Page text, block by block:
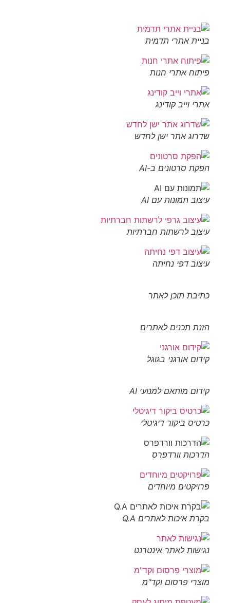
בניית אתרי תדמית
פיתוח אתרי חנות
אתרי וייב קודינג
שדרוג אתר ישן לחדש
הפקת סרטונים ב-AI
עיצוב תמונות עם AI
עיצוב לרשתות חברתיות
עיצוב דפי נחיתה
כתיבת תוכן לאתר
הזנת תכנים לאתרים
קידום אורגני בגוגל
קידום מותאם למנועי AI
כרטיס ביקור דיגיטלי
הדרכות וורדפרס
פרויקטים מיוחדים
בקרת איכות לאתרים Q.A
נגישות לאתר אינטרנט
מוצרי פרסום וקד"מ